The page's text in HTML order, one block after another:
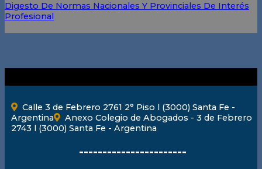
Digesto De Normas Nacionales Y Provinciales De Interés
Profesional
Calle 3 de Febrero 2761 2° Piso l (3000) Santa Fe -
Argentina
Anexo Colegio de Abogados - 3 de Febrero
2743 l (3000) Santa Fe - Argentina
-----------------------